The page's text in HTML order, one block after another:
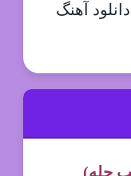
دانلود آهنگ
چله)